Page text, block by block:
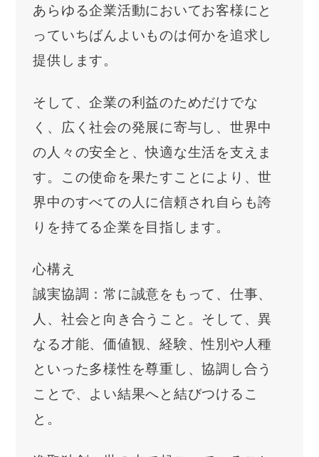
あらゆる企業活動においてお客様にと
っていちばんよいものは何かを追求し
提供します。
そして、企業の利益のためだけでな
く、広く社会の発展に寄与し、世界中
の人々の安全と、快適な生活を支えま
す。この使命を果たすことにより、世
界中のすべての人に信頼され自らも誇
りを持てる企業を目指します。
心構え
誠実協調：常に誠意をもって、仕事、
人、社会と向き合うこと。そして、異
なる才能、価値観、経験、性別や人種
といった多様性を尊重し、協調し合う
ことで、よい結果へと結びつけるこ
と。